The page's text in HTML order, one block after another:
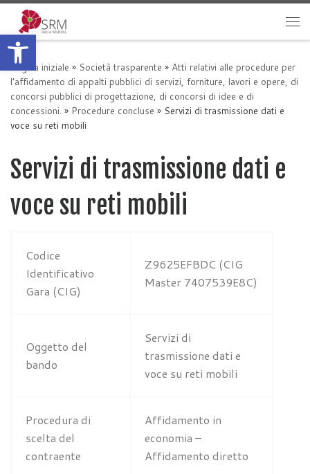
Apri la barra degli strumenti
Passa al contenuto
Pagina iniziale » Società trasparente » Atti relativi alle procedure per
l’affidamento di appalti pubblici di servizi, forniture, lavori e opere, di
concorsi pubblici di progettazione, di concorsi di idee e di
concessioni. » Procedure concluse » Servizi di trasmissione dati e
voce su reti mobili
Servizi di trasmissione dati e
voce su reti mobili
Codice
Identificativo
Gara (CIG)
Z9625EFBDC (CIG
Master 7407539E8C)
Oggetto del
bando
Servizi di
trasmissione dati e
voce su reti mobili
Procedura di
scelta del
contraente
Affidamento in
economia –
Affidamento diretto